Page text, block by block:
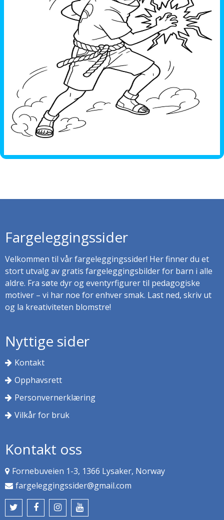
Fargeleggingssider
Velkommen til vår fargeleggingssider! Her finner du et
stort utvalg av gratis fargeleggingsbilder for barn i alle
aldre. Fra søte dyr og eventyrfigurer til pedagogiske
motiver – vi har noe for enhver smak. Last ned, skriv ut
og la kreativiteten blomstre!
Nyttige sider
Kontakt
Opphavsrett
Personvernerklæring
Vilkår for bruk
Kontakt oss
Fornebuveien 1-3, 1366 Lysaker, Norway
fargeleggingssider@gmail.com